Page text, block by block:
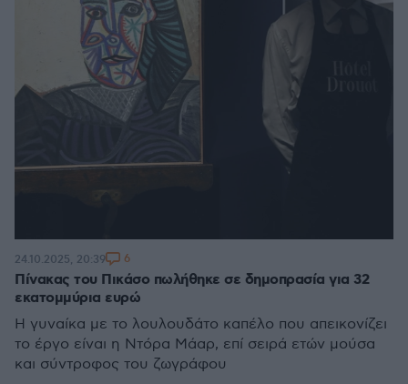
Πίνακας του Πικάσο πωλήθηκε σε δημοπρασία για 32
εκατομμύρια ευρώ
Η γυναίκα με το λουλουδάτο καπέλο που απεικονίζει
το έργο είναι η Ντόρα Μάαρ, επί σειρά ετών μούσα
και σύντροφος του ζωγράφου
24.10.2025, 20:39 6